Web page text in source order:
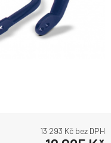
13 293 Kč bez DPH